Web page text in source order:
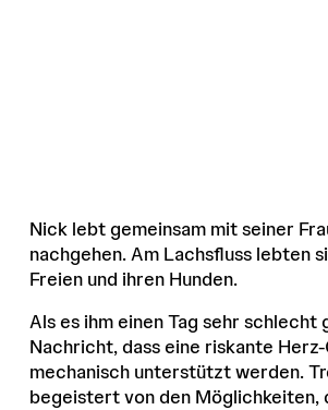
Nick lebt gemeinsam mit seiner
nachgehen. Am Lachsfluss lebten
Freien und ihren Hunden.
Als es ihm einen Tag sehr
Nachricht, dass eine riskante
mechanisch unterstützt werden.
begeistert von den Möglichkeiten,